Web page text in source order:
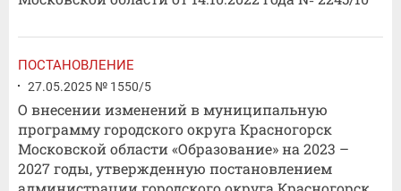
ПОСТАНОВЛЕНИЕ
27.05.2025 № 1550/5
О внесении изменений в муниципальную
программу городского округа Красногорск
Московской области «Образование» на 2023 –
2027 годы, утвержденную постановлением